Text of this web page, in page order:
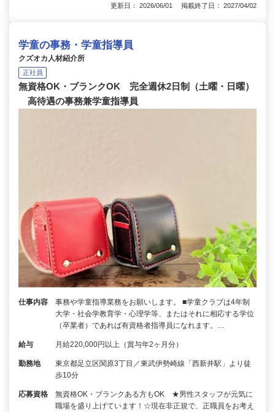
更新日： 2026/06/01 掲載終了日： 2027/04/02
学童の事務・学童指導員
クズオカ人材紹介所
正社員
無資格OK・ブランクOK 完全週休2日制（土曜・日曜）
高待遇の事務兼学童指導員
仕事内容
事務や学童指導業務をお願いします。 ■学童クラブは4年制
大学・社会学教育学・心理学等、またはそれに相応する学位
（卒業者）であれば有資格者指導員になれます。…
給与 月給220,000円以上（賞与年2ヶ月分）
勤務地
東京都足立区関原3丁目／東武伊勢崎線「西新井駅」より徒
歩10分
応募資格
無資格OK・ブランクある方もOK ★男性スタッフが元気に
職場を盛り上げています！☆現在非正規で、正職員をお考え